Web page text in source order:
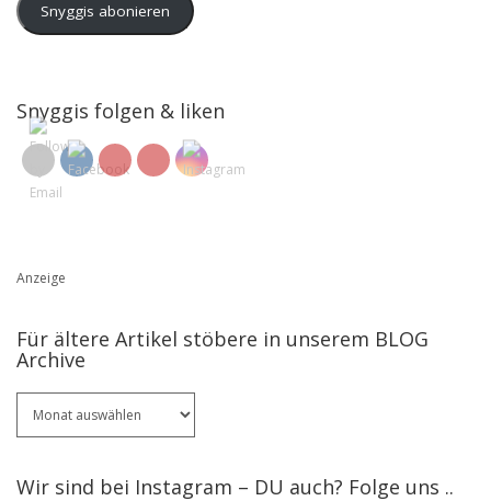
Snyggis abonieren
Snyggis folgen & liken
Anzeige
Für ältere Artikel stöbere in unserem BLOG
Archive
ältere
in
Wir sind bei Instagram – DU auch? Folge uns ..